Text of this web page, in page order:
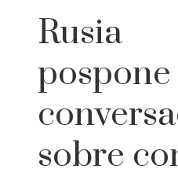
Rusia
pospone
sobre